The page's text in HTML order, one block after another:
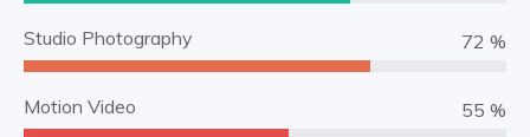
Studio Photography 80 %
Motion Video 61 %